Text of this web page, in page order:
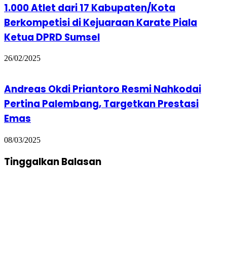
1.000 Atlet dari 17 Kabupaten/Kota
Berkompetisi di Kejuaraan Karate Piala
Ketua DPRD Sumsel
26/02/2025
Andreas Okdi Priantoro Resmi Nahkodai
Pertina Palembang, Targetkan Prestasi
Emas
08/03/2025
Tinggalkan Balasan